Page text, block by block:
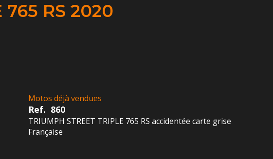
765 RS 2020
Motos déjà vendues
Ref. 860
TRIUMPH STREET TRIPLE 765 RS accidentée carte grise
Française